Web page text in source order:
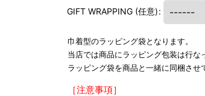
GIFT WRAPPING (任意):
巾着型のラッピング袋となります。
当店では商品にラッピング包装は行な
ラッピング袋を商品と一緒に同梱させ
［注意事項］